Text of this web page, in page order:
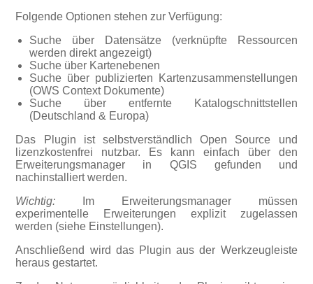
Folgende Optionen stehen zur Verfügung:
Suche über Datensätze (verknüpfte Ressourcen
werden direkt angezeigt)
Suche über Kartenebenen
Suche über publizierten Kartenzusammenstellungen
(OWS Context Dokumente)
Suche über entfernte Katalogschnittstellen
(Deutschland & Europa)
Das Plugin ist selbstverständlich Open Source und
lizenzkostenfrei nutzbar. Es kann einfach über den
Erweiterungsmanager in QGIS gefunden und
nachinstalliert werden.
Wichtig: Im Erweiterungsmanager müssen
experimentelle Erweiterungen explizit zugelassen
werden (siehe Einstellungen).
Anschließend wird das Plugin aus der Werkzeugleiste
heraus gestartet.